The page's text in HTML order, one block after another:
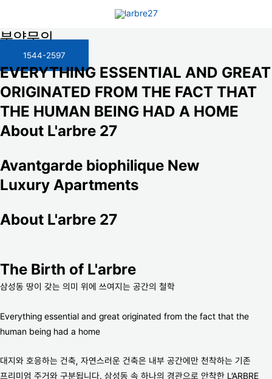
분양문의
1544-2597
EVERYTHING ESSENTIAL AND GREAT
ORIGINATED FROM THE FACT THAT
THE HUMAN BEING HAD A HOME
About L'arbre 27
Avantgarde biophilique New
Luxury Apartments
About L'arbre 27
The Birth of L'arbre
삼성동 땅이 갖는 의미 위에 쓰여지는 공간의 철학
Everything essential and great originated from the fact that the
human being had a home
대지와 호응하는 건축, 자연스러운 건축은 내부 공간에만 천착하는 기존
프리미엄 주거와 구분됩니다. 삼성동 속 하나의 경관으로 안착한 L’ARBRE